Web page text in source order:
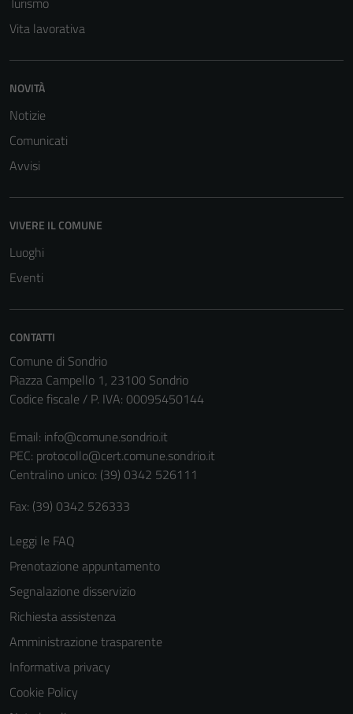
Vita lavorativa
NOVITÀ
Notizie
Comunicati
Avvisi
VIVERE IL COMUNE
Luoghi
Eventi
CONTATTI
Comune di Sondrio
Piazza Campello 1, 23100 Sondrio
Codice fiscale / P. IVA: 00095450144
Email: info@comune.sondrio.it
PEC: protocollo@cert.comune.sondrio.it
Centralino unico: (39) 0342 526111
Fax: (39) 0342 526333
Leggi le FAQ
Prenotazione appuntamento
Segnalazione disservizio
Richiesta assistenza
Amministrazione trasparente
Informativa privacy
Cookie Policy
Questi cookie
essere
personali.